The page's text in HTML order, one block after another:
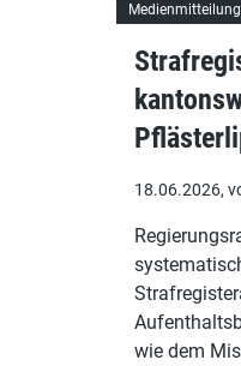
Medienmitteilung
18.06.2026,
wie dem